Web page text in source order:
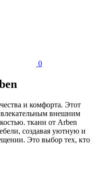
0
и комфорта. Этот
внешним
ткани от Arben
создавая уютную и
Это выбор тех, кто